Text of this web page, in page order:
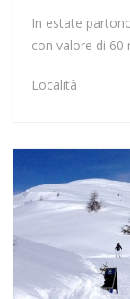
In estate
con valore di 60
Località